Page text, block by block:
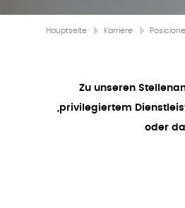
Hauptseite Karriere
Zu unseren
„privilegiertem
oder